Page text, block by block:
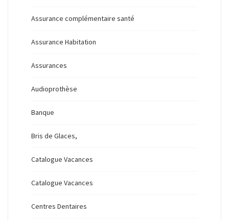
Assurance complémentaire santé
Assurance Habitation
Assurances
Audioprothèse
Banque
Bris de Glaces,
Catalogue Vacances
Catalogue Vacances
Centres Dentaires